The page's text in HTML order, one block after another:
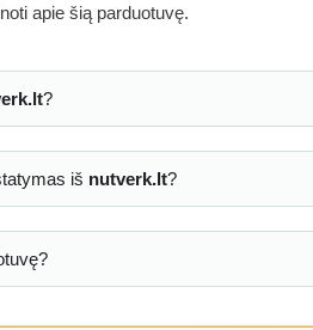
apie šią parduotuvę.
?
iš nutverk.lt?